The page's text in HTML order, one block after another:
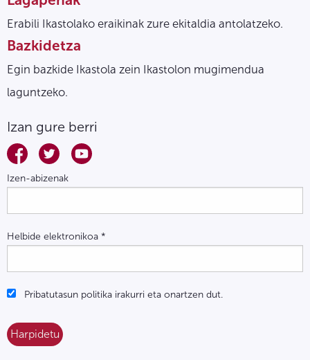
Erabili Ikastolako eraikinak zure ekitaldia antolatzeko.
Bazkidetza
Egin bazkide Ikastola zein Ikastolon mugimendua
laguntzeko.
Izan gure berri
Izen-abizenak
Helbide elektronikoa *
Pribatutasun politika irakurri eta onartzen dut.